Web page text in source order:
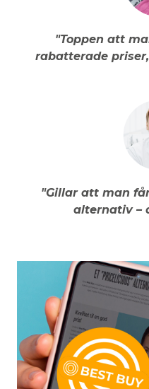
"Toppen att
rabatterade
"Gillar att man
alternativ –